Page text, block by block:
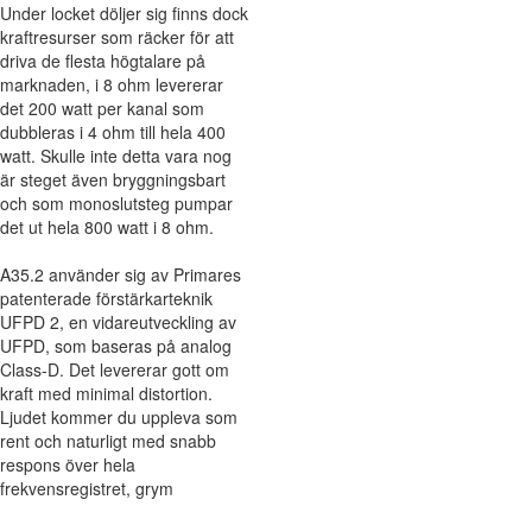
Under locket döljer sig finns dock
kraftresurser som räcker för att
driva de flesta högtalare på
marknaden, i 8 ohm levererar
det 200 watt per kanal som
dubbleras i 4 ohm till hela 400
watt. Skulle inte detta vara nog
är steget även bryggningsbart
och som monoslutsteg pumpar
det ut hela 800 watt i 8 ohm.
A35.2 använder sig av Primares
patenterade förstärkarteknik
UFPD 2, en vidareutveckling av
UFPD, som baseras på analog
Class-D. Det levererar gott om
kraft med minimal distortion.
Ljudet kommer du uppleva som
rent och naturligt med snabb
respons över hela
frekvensregistret, grym